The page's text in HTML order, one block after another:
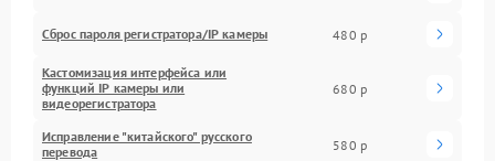
Сброс пароля регистратора/IP камеры 480 р
Кастомизация интерфейса или
функций IP камеры или
видеорегистратора
680 р
Исправление "китайского" русского
перевода
580 р